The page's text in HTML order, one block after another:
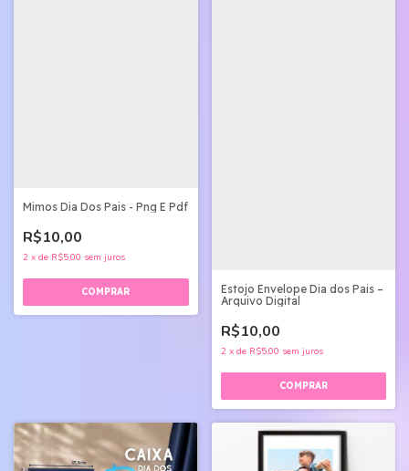
Mimos Dia Dos Pais - Png E Pdf
R$10,00
2 x de R$5,00 sem juros
Estojo Envelope Dia dos Pais –
Arquivo Digital
R$10,00
2 x de R$5,00 sem juros